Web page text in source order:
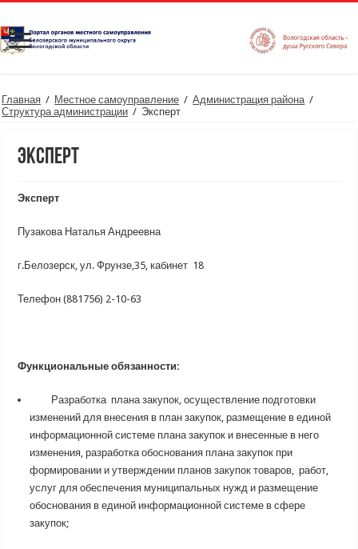
Главная / Местное самоуправление / Администрация района /
Структура администрации / Эксперт
Эксперт
Эксперт
Пузакова Наталья Андреевна
г.Белозерск, ул. Фрунзе,35, кабинет 18
Телефон (881756) 2-10-63
Функциональные обязанности:
Разработка плана закупок, осуществление подготовки
изменений для внесения в план закупок, размещение в единой
информационной системе плана закупок и внесенные в него
изменения, разработка обоснования плана закупок при
формировании и утверждении планов закупок товаров, работ,
услуг для обеспечения муниципальных нужд и размещение
обоснования в единой информационной системе в сфере
закупок;